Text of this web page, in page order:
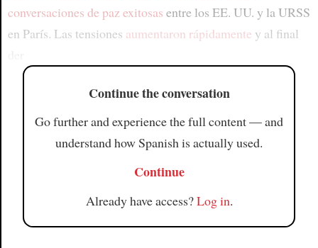
conversaciones de paz exitosas entre los EE. UU. y la URSS
en París. Las tensiones aumentaron rápidamente y al final
Continue the conversation
Go further and experience the full content — and
understand how Spanish is actually used.
Continue
Already have access?Log in.